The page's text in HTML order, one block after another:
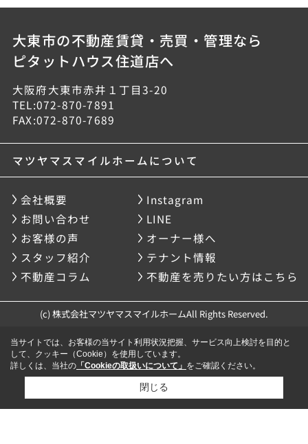
大東市の不動産賃貸・売買・管理なら
ピタットハウス住道店へ
大阪府大東市赤井１丁目3-20
TEL:072-870-7891
FAX:072-870-7689
マツヤマスマイルホームについて
会社概要
Instagram
お問い合わせ
LINE
お客様の声
オーナー様へ
スタッフ紹介
テナント情報
不動産コラム
不動産を売りたい方はこちら
(c) 株式会社マツヤマスマイルホームAll Rights Reserved.
当サイトでは、お客様の当サイト利用状況把握、サービス向上検討を目的と
して、クッキー（Cookie）を使用しています。
詳しくは、当社の 「Cookieの取扱いについて」 をご確認ください。
閉じる